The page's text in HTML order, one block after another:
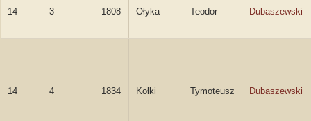
14 3 1808 Ołyka Teodor Dubaszewski
14 4 1834 Kołki Tymoteusz Dubaszewski